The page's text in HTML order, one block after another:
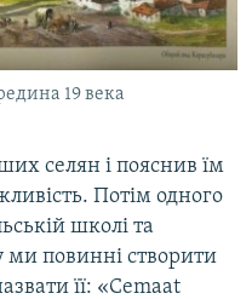
19 века
селян і пояснив їм
Потім одного
школі та
ми повинні створити
її: «Сemaat